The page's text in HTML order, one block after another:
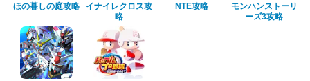
ほの暮しの庭攻略
イナイレクロス攻
略
NTE攻略
モンハンストーリ
ーズ3攻略